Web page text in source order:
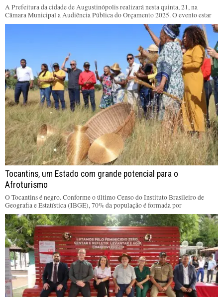
A Prefeitura da cidade de Augustinópolis realizará nesta quinta, 21, na
Câmara Municipal a Audiência Pública do Orçamento 2025. O evento estar
Tocantins, um Estado com grande potencial para o
Afroturismo
O Tocantins é negro. Conforme o último Censo do Instituto Brasileiro de
Geografia e Estatística (IBGE), 70% da população é formada por